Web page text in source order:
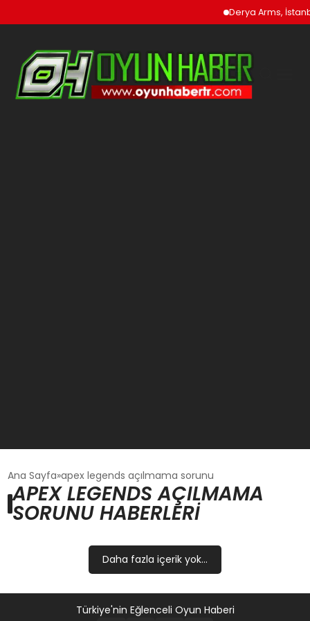
Derya Arms,
GÜNCEL
OYUN HABERLERI
EĞITIM
Ana Sayfa apex legends açılmama sorunu
APEX LEGENDS AÇILMAMA
SORUNU HABERLERI
Daha fazla içerik yok...
Türkiye'nin Eğlenceli Oyun Haberi